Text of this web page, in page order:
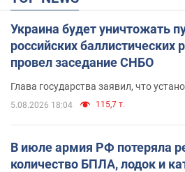
Украина будет уничтожать
российских баллистических
провел заседание СНБО
Глава государства заявил, что
5.08.2026 18:04 115,7 т.
В июле армия РФ потеряла
количество БПЛА, лодок и